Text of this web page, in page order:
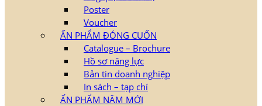
Poster
Voucher
ẤN PHẨM ĐÓNG CUỐN
Catalogue – Brochure
Hồ sơ năng lực
Bản tin doanh nghiệp
In sách – tạp chí
ẤN PHẨM NĂM MỚI